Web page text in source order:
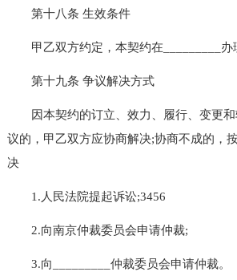
第十八条 生效条件
甲乙双方约定，本契约在_________办
第十九条 争议解决方式
因本契约的订立、效力、履行、变更和
议的，甲乙双方应协商解决;协商不成的，
决
1.人民法院提起诉讼;3456
2.向南京仲裁委员会申请仲裁;
3.向_________仲裁委员会申请仲裁。